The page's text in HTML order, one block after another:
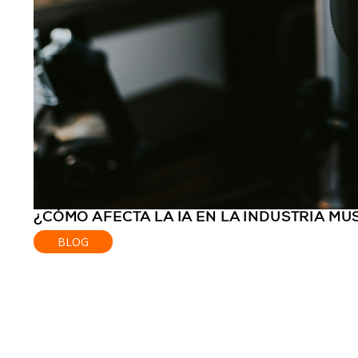
¿CÓMO AFECTA LA IA EN LA INDUSTRIA
BLOG